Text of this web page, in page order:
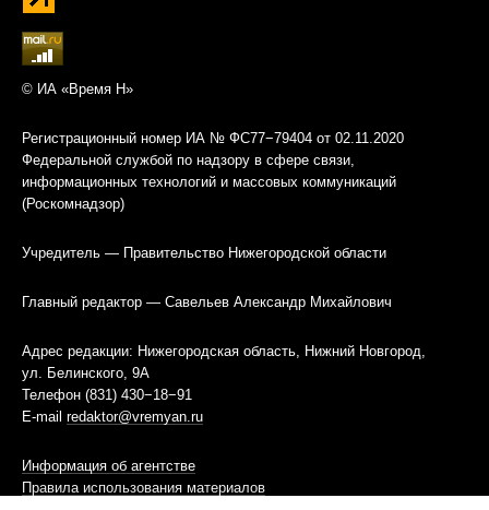
© ИА «Время Н»
Регистрационный номер ИА № ФС77−79404 от 02.11.2020
Федеральной службой по надзору в сфере связи,
информационных технологий и массовых коммуникаций
(Роскомнадзор)
Учредитель — Правительство Нижегородской области
Главный редактор — Савельев Александр Михайлович
Адрес редакции: Нижегородская область, Нижний Новгород,
ул. Белинского, 9А
Телефон (831) 430−18−91
E-mail redaktor@vremyan.ru
Информация об агентстве
Правила использования материалов